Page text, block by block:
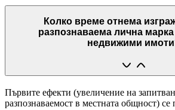
Колко време отнема
разпознаваема лична марка
недвижими
Първите ефекти (увеличение на
разпознаваемост в местната общност) се